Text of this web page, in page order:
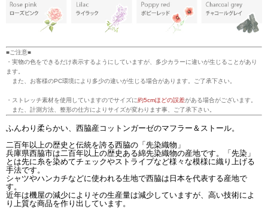
■ご注意■
・実物の色をできるだけ表示するようにしていますが、多少カラーに違いが生じることがあり
ます。
また、お客様のPC環境により多少の違いが生じる場合があります。ご了承下さい。
・ストレッチ素材を使用していますのでサイズに約5cmほどの誤差がある場合がございます。
また、計測方法、整形の仕方によりサイズが変わります事、ご了承下さい。
ふんわり柔らかい、西脇産コットンガーゼのマフラー＆ストール。
二百年以上の歴史と伝統を誇る西脇の「先染織物」
兵庫県西脇市は二百年以上の歴史ある綿先染織物の産地です。「先染」
とは先に糸を染めてチェックやストライプなど様々な模様に織り上げる
手法です。
シャツやハンカチなどに使われる生地で西脇は日本を代表する産地で
す。
近年は機屋の減少によりその生産量は減少していますが、高い技術によ
り上質な商品を作り出しています。